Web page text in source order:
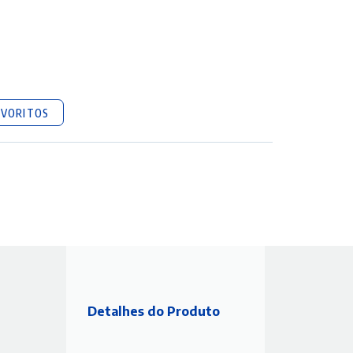
Detalhes do Produto